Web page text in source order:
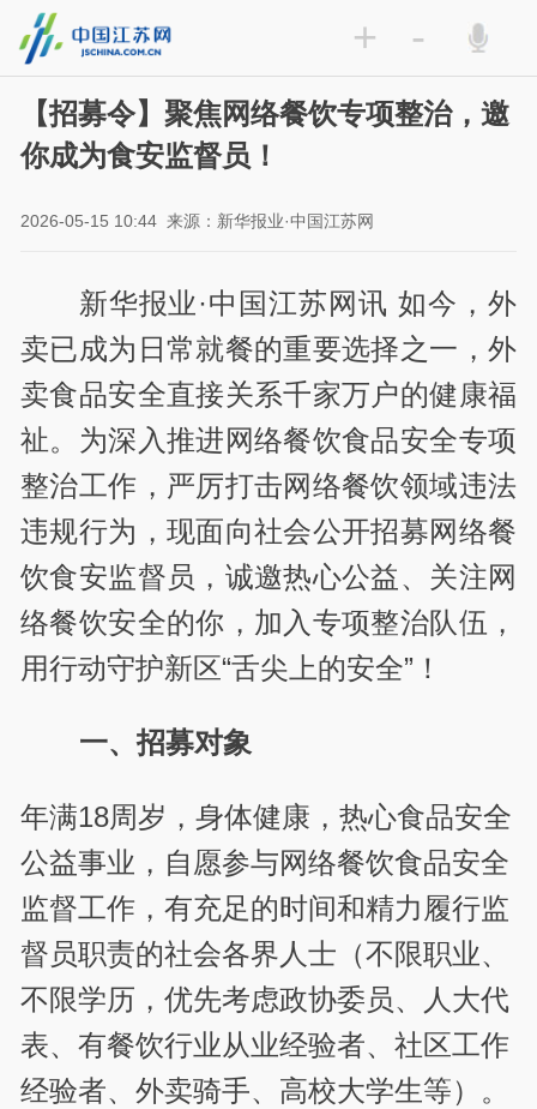
+ -
【招募令】聚焦网络餐饮专项整治，邀
你成为食安监督员！
2026-05-15 10:44 来源：新华报业·中国江苏网
新华报业·中国江苏网讯 如今，外
卖已成为日常就餐的重要选择之一，外
卖食品安全直接关系千家万户的健康福
祉。为深入推进网络餐饮食品安全专项
整治工作，严厉打击网络餐饮领域违法
违规行为，现面向社会公开招募网络餐
饮食安监督员，诚邀热心公益、关注网
络餐饮安全的你，加入专项整治队伍，
用行动守护新区“舌尖上的安全”！
一、招募对象
年满18周岁，身体健康，热心食品安全
公益事业，自愿参与网络餐饮食品安全
监督工作，有充足的时间和精力履行监
督员职责的社会各界人士（不限职业、
不限学历，优先考虑政协委员、人大代
表、有餐饮行业从业经验者、社区工作
经验者、外卖骑手、高校大学生等）。